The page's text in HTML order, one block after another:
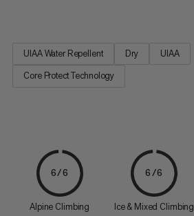
UIAA Water Repellent Dry
UIAA
Core Protect Technology
6/6
Alpine Climbing
6/6
Ice & Mixed Climbing